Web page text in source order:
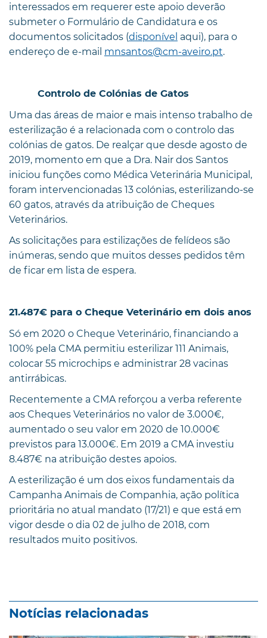
interessados em requerer este apoio deverão
submeter o Formulário de Candidatura e os
documentos solicitados (disponível aqui), para o
endereço de e-mail mnsantos@cm-aveiro.pt.
Controlo de Colónias de Gatos
Uma das áreas de maior e mais intenso trabalho de
esterilização é a relacionada com o controlo das
colónias de gatos. De realçar que desde agosto de
2019, momento em que a Dra. Nair dos Santos
iniciou funções como Médica Veterinária Municipal,
foram intervencionadas 13 colónias, esterilizando-se
60 gatos, através da atribuição de Cheques
Veterinários.
As solicitações para estilizações de felídeos são
inúmeras, sendo que muitos desses pedidos têm
de ficar em lista de espera.
21.487€ para o Cheque Veterinário em dois anos
Só em 2020 o Cheque Veterinário, financiando a
100% pela CMA permitiu esterilizar 111 Animais,
colocar 55 microchips e administrar 28 vacinas
antirrábicas.
Recentemente a CMA reforçou a verba referente
aos Cheques Veterinários no valor de 3.000€,
aumentado o seu valor em 2020 de 10.000€
previstos para 13.000€. Em 2019 a CMA investiu
8.487€ na atribuição destes apoios.
A esterilização é um dos eixos fundamentais da
Campanha Animais de Companhia, ação política
prioritária no atual mandato (17/21) e que está em
vigor desde o dia 02 de julho de 2018, com
resultados muito positivos.
Notícias relacionadas